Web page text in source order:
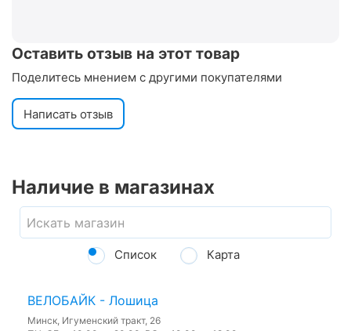
Оставить отзыв на этот товар
Поделитесь мнением с другими покупателями
Написать отзыв
Наличие в магазинах
Список Карта
ВЕЛОБАЙК - Лошица
Минск, Игуменский тракт, 26